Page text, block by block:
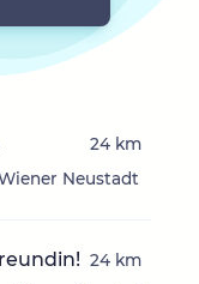
Neustadt
24 km
24 km